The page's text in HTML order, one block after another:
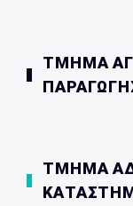
ΤΜΗΜΑ
ΤΜΗΜΑ